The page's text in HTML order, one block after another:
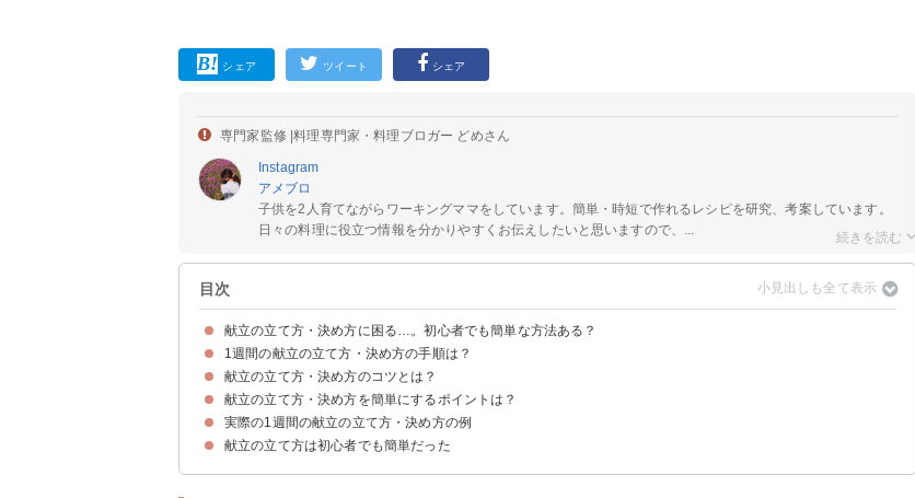
シェア ツイート シェア
専門家監修 |料理専門家・料理ブロガー どめさん
Instagram
アメブロ
子供を2人育てながらワーキングママをしています。簡単・時短で作れるレシピを研究、考案しています。
日々の料理に役立つ情報を分かりやすくお伝えしたいと思いますので、...
目次
献立の立て方・決め方に困る…。初心者でも簡単な方法ある？
献立の立て方の基本は一汁三菜
1週間の献立の立て方・決め方の手順は？
①冷蔵庫で余っている食材を確認する
②1週間分の食材をまとめて買う
③献立の案を7つ出していく
献立の立て方・決め方のコツとは？
①まずは主菜から考える
②主菜と副菜の栄養バランスを考慮する
③献立の1週間のパターンを前もって決めておく
④腐りやすいものを早めに使う
⑤味付け・ジャンル・調理法の被りに気をつける
献立の立て方・決め方を簡単にするポイントは？
①定番の料理を複数持つ
②献立は状況に応じて変える
③料理に時間をかけすぎない
④アプリなどを使って参考にする
⑤時間がある時に常備菜を作っておく
⑥副菜は1週間で2〜3回使える量を作る
実際の1週間の献立の立て方・決め方の例
1日目の献立
2日目の献立
3日目の献立
4日目の献立
5日目の献立
6日目の献立
7日目の献立
献立の立て方は初心者でも簡単だった